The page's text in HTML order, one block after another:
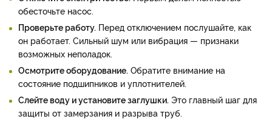
обесточьте насос.
Проверьте работу. Перед отключением послушайте, как
он работает. Сильный шум или вибрация — признаки
возможных неполадок.
Осмотрите оборудование. Обратите внимание на
состояние подшипников и уплотнителей.
Слейте воду и установите заглушки. Это главный шаг для
защиты от замерзания и разрыва труб.